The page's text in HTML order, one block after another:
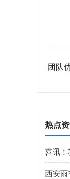
团队
热点
喜讯
西安